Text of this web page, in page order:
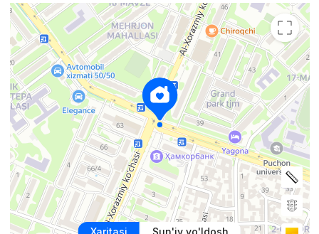
Xaritasi Sun'iy yo'ldosh